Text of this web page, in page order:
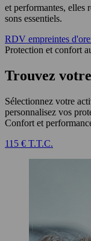
et performantes, elles
sons essentiels.
RDV empreintes
Protection et confort
Trouvez
Sélectionnez votre
personnalisez vos
Confort et
115 € T.T.C.